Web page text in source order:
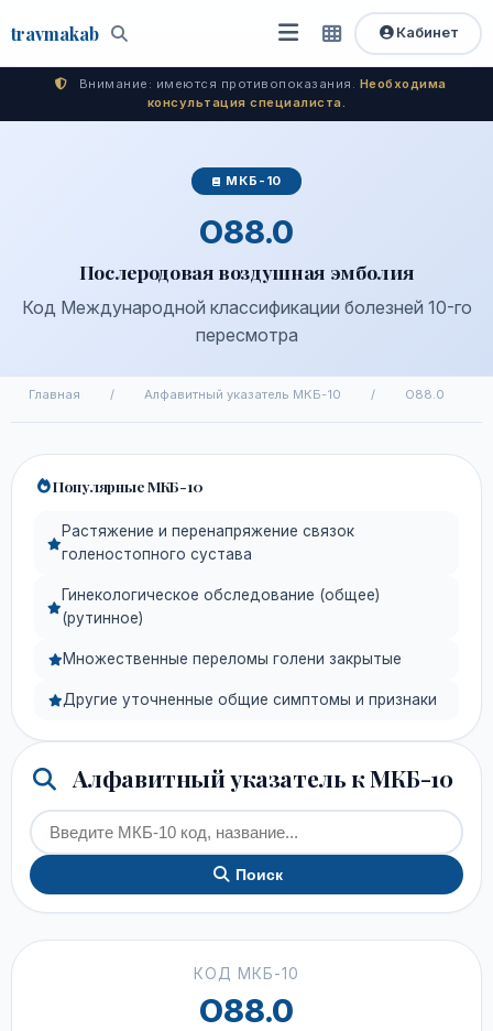
travmakab Поиск
Открыть
меню
Быстрый
доступ
Кабинет
Внимание: имеются противопоказания. Необходима
консультация специалиста.
МКБ-10
O88.0
Послеродовая воздушная эмболия
Код Международной классификации болезней 10-го
пересмотра
Главная / Алфавитный указатель МКБ-10 / O88.0
Популярные МКБ-10
Растяжение и перенапряжение связок
голеностопного сустава
Гинекологическое обследование (общее)
(рутинное)
Множественные переломы голени закрытые
Другие уточненные общие симптомы и признаки
Алфавитный указатель к МКБ-10
Поиск
КОД МКБ-10
O88.0